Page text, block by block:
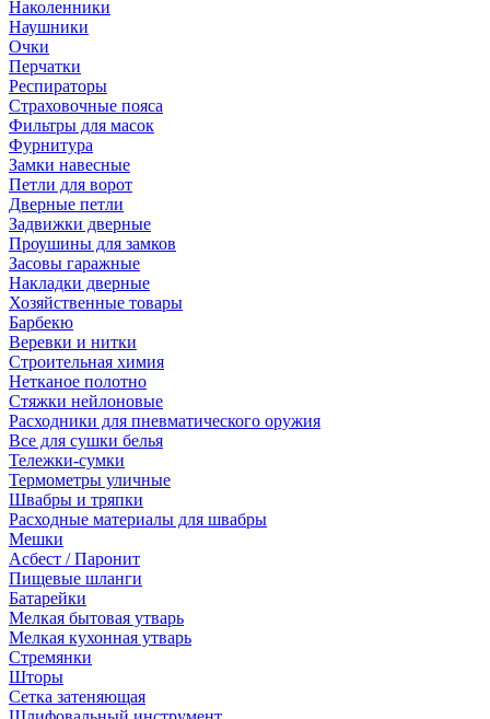
Наколенники
Наушники
Очки
Перчатки
Респираторы
Страховочные пояса
Фильтры для масок
Фурнитура
Замки навесные
Петли для ворот
Дверные петли
Задвижки дверные
Проушины для замков
Засовы гаражные
Накладки дверные
Хозяйственные товары
Барбекю
Веревки и нитки
Строительная химия
Нетканое полотно
Стяжки нейлоновые
Расходники для пневматического оружия
Все для сушки белья
Тележки-сумки
Термометры уличные
Швабры и тряпки
Расходные материалы для швабры
Мешки
Асбест / Паронит
Пищевые шланги
Батарейки
Мелкая бытовая утварь
Мелкая кухонная утварь
Стремянки
Шторы
Сетка затеняющая